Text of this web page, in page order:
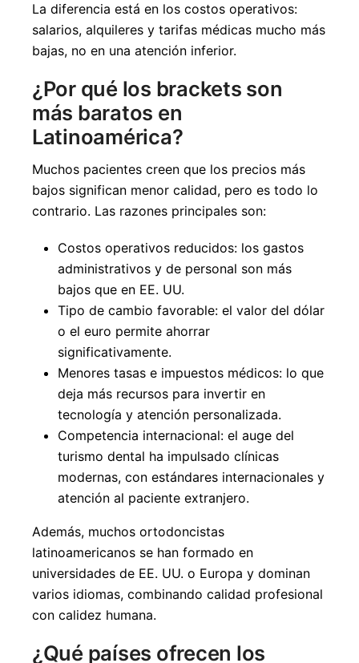
La diferencia está en los costos operativos:
salarios, alquileres y tarifas médicas mucho más
bajas, no en una atención inferior.
¿Por qué los brackets son
más baratos en
Latinoamérica?
Muchos pacientes creen que los precios más
bajos significan menor calidad, pero es todo lo
contrario. Las razones principales son:
Costos operativos reducidos: los gastos
administrativos y de personal son más
bajos que en EE. UU.
Tipo de cambio favorable: el valor del dólar
o el euro permite ahorrar
significativamente.
Menores tasas e impuestos médicos: lo que
deja más recursos para invertir en
tecnología y atención personalizada.
Competencia internacional: el auge del
turismo dental ha impulsado clínicas
modernas, con estándares internacionales y
atención al paciente extranjero.
Además, muchos ortodoncistas
latinoamericanos se han formado en
universidades de EE. UU. o Europa y dominan
varios idiomas, combinando calidad profesional
con calidez humana.
¿Qué países ofrecen los